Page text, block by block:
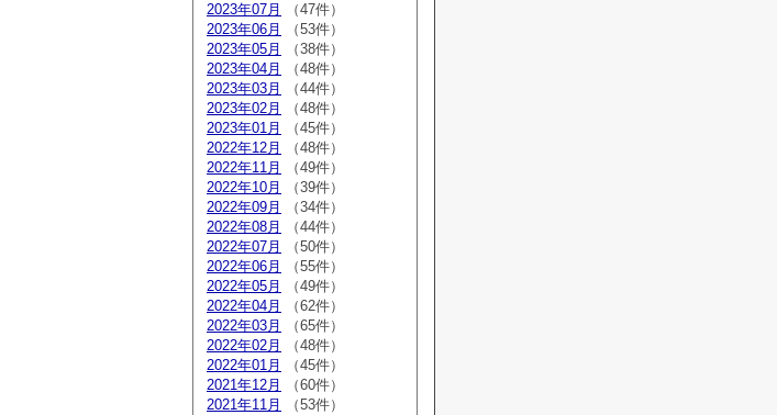
2023年07月
（47件）
2023年06月
（53件）
2023年05月
（38件）
2023年04月
（48件）
2023年03月
（44件）
2023年02月
（48件）
2023年01月
（45件）
2022年12月
（48件）
2022年11月
（49件）
2022年10月
（39件）
2022年09月
（34件）
2022年08月
（44件）
2022年07月
（50件）
2022年06月
（55件）
2022年05月
（49件）
2022年04月
（62件）
2022年03月
（65件）
2022年02月
（48件）
2022年01月
（45件）
2021年12月
（60件）
2021年11月
（53件）